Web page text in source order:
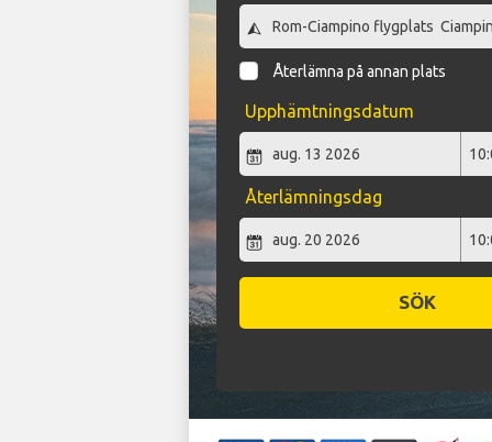
Återlämna på annan plats
Upphämtningsdatum
Återlämningsdag
SÖK